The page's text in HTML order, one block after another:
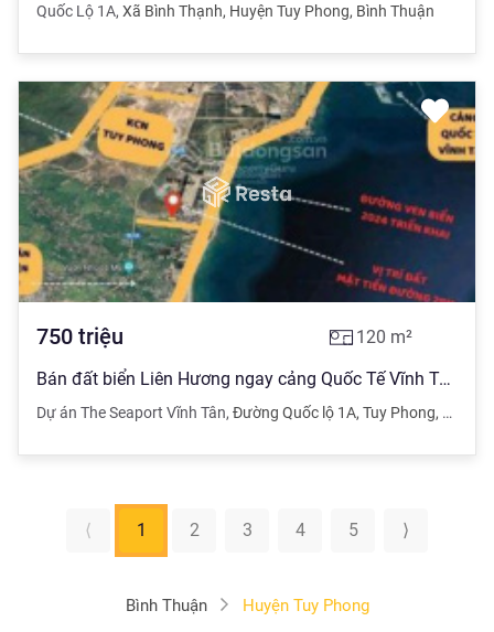
Quốc Lộ 1A, Xã Bình Thạnh, Huyện Tuy Phong, Bình Thuận
750 triệu 120 m²
Bán đất biển Liên Hương ngay cảng Quốc Tế Vĩnh Tân - kết nối sân bay Phan Thiết chỉ 750 triệu
Dự án The Seaport Vĩnh Tân, Đường Quốc lộ 1A, Tuy Phong, Bình
⟨ 1 2 3 4 5 ⟩
Bình Thuận Huyện Tuy Phong